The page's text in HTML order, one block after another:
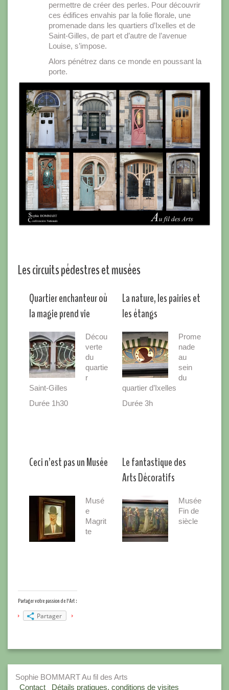
permettre de créer des perles. Pour découvrir
ces édifices envahis par la folie florale, une
promenade dans les quartiers d’Ixelles et de
Saint-Gilles, de part et d’autre de l’avenue
Louise, s’impose.
Alors pénétrez dans ce monde en poussant la
porte.
Les circuits pédestres et musées
Quartier enchanteur où
la magie prend vie
La nature, les pairies et
les étangs
Décou
verte
du
quartie
r
Saint-Gilles
Durée 1h30
Prome
nade
au
sein
du
quartier d’Ixelles
Durée 3h
Ceci n’est pas un Musée
Le fantastique des
Arts Décoratifs
Musé
e
Magrit
te
Musée
Fin de
siècle
Partager votre passion de l'Art :
Partager
Sophie BOMMART Au fil des Arts
Contact
Détails pratiques, conditions de visites